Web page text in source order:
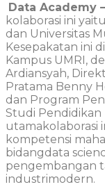
Data Academy –
kolaborasi ini yaitu
dan Universitas
Kesepakatan ini
Kampus UMRI,
Ardiansyah,
Pratama Benny
dan Program
Studi Pendidikan
utama kolaborasi
kompetensi
bidangdata
pengembangan
industrimodern.